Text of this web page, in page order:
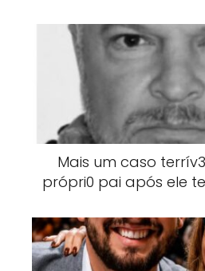
Mais um caso
própri0 pai após ele